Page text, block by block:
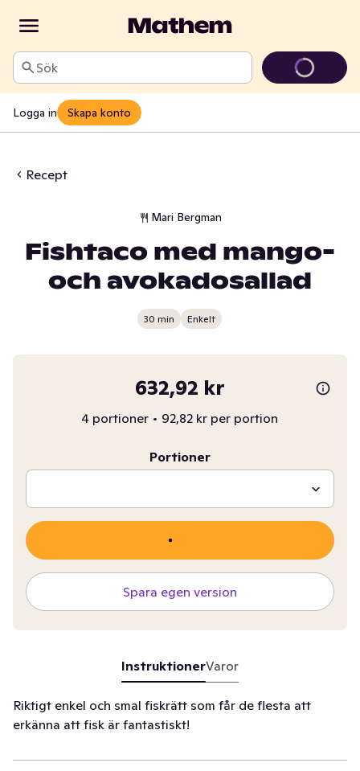
Sök
Logga in Skapa konto
Recept
Mari Bergman
Fishtaco med mango-
och avokadosallad
30 min Enkelt
632,92 kr
4 portioner • 92,82 kr per portion
Portioner
Spara egen version
InstruktionerVaror
Riktigt enkel och smal fiskrätt som får de flesta att
erkänna att fisk är fantastiskt!